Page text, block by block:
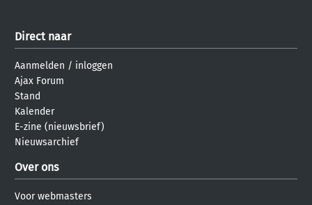
Direct naar
Aanmelden / inloggen
Ajax Forum
Stand
Kalender
E-zine (nieuwsbrief)
Nieuwsarchief
Over ons
Voor webmasters